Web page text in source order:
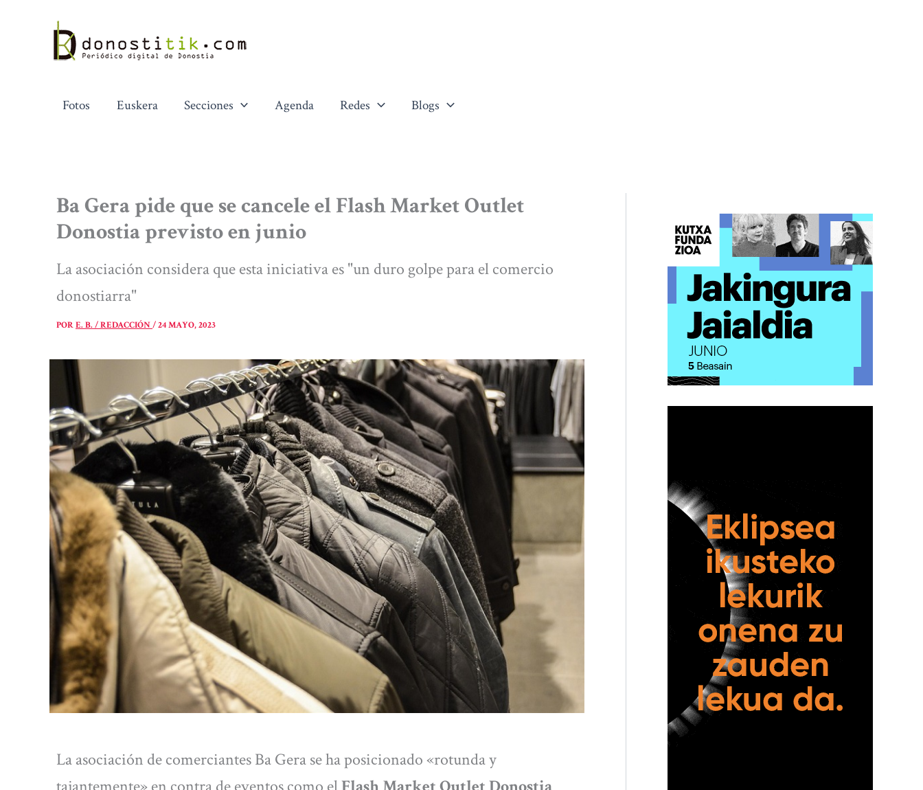
contenido
Fotos Euskera Secciones Agenda Redes Blogs
Ba Gera pide que se cancele el Flash Market Outlet
Donostia previsto en junio
La asociación considera que esta iniciativa es "un duro golpe para el comercio
donostiarra"
PORE. B. / REDACCIÓN/24 MAYO, 2023
La asociación de comerciantes Ba Gera se ha posicionado «rotunda y